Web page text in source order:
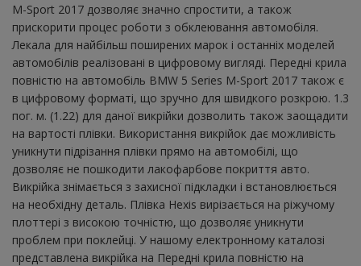
M-Sport 2017 дозволяє значно спростити, а також
прискорити процес роботи з обклеювання автомобіля.
Лекала для найбільш поширених марок і останніх моделей
автомобілів реалізовані в цифровому вигляді. Передні крила
повністю на автомобіль BMW 5 Series M-Sport 2017 також є
в цифровому форматі, що зручно для швидкого розкрою. 1.3
пог. м. (1.22) для даної викрійки дозволить також заощадити
на вартості плівки. Використання викрійок дає можливість
уникнути підрізання плівки прямо на автомобілі, що
дозволяє не пошкодити лакофарбове покриття авто.
Викрійка знімається з захисної підкладки і встановлюється
на необхідну деталь. Плівка Hexis вирізається на ріжучому
плоттері з високою точністю, що дозволяє уникнути
проблем при поклейці. У нашому електронному каталозі
представлена ​​викрійка на Передні крила повністю на